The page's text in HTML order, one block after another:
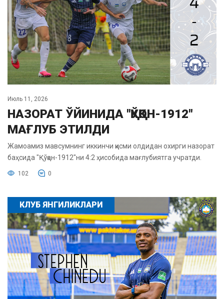
Июль 11, 2026
НАЗОРАТ ЎЙИНИДА "ҚЎҚОН-1912"
МАҒЛУБ ЭТИЛДИ
Жамоамиз мавсумнинг иккинчи қисми олдидан охирги назорат
баҳсида "Қўқон-1912"ни 4:2 ҳисобида мағлубиятга учратди.
102 0
КЛУБ ЯНГИЛИКЛАРИ